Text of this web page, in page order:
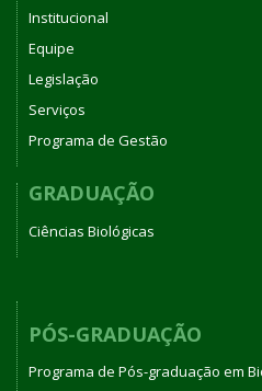
Institucional
Equipe
Legislação
Serviços
Programa de Gestão
GRADUAÇÃO
Ciências Biológicas
PÓS-GRADUAÇÃO
Programa de Pós-graduação em